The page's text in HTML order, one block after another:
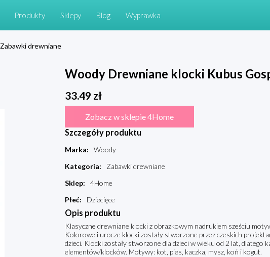
Produkty Sklepy Blog Wyprawka
Zabawki drewniane
Woody Drewniane klocki Kubus
33.49 zł
Zobacz w sklepie 4Home
Szczegóły produktu
Marka:
Woody
Kategoria:
Zabawki drewniane
Sklep:
4Home
Płeć: Dziecięce
Opis produktu
Klasyczne drewniane klocki z obrazkowym nadrukiem sześciu
Kolorowe i urocze klocki zostały stworzone przez czeskich
dzieci. Klocki zostały stworzone dla dzieci w wieku od 2 lat, dlatego
elementów/klocków. Motywy: kot, pies, kaczka, mysz, koń i kogut.